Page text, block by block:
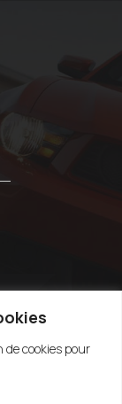
cookies pour